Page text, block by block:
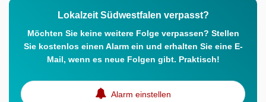
Lokalzeit Südwestfalen verpasst?
Möchten Sie keine weitere Folge verpassen? Stellen
Sie kostenlos einen Alarm ein und erhalten Sie eine E-
Mail, wenn es neue Folgen gibt. Praktisch!
Alarm einstellen